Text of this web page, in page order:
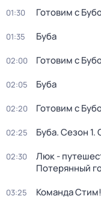
01:30 Готовим с
01:35 Буба
02:00 Готовим с
02:05 Буба
02:20 Готовим с
02:25 Буба. Сезон 1.
02:30
Люк -
Потерянный
03:25 Команда Стим!